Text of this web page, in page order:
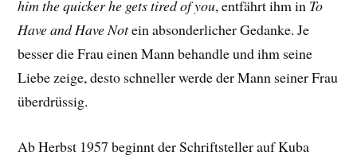
him the quicker he gets tired of you, entfährt ihm in To
Have and Have Notein absonderlicher Gedanke. Je
besser die Frau einen Mann behandle und ihm seine
Liebe zeige, desto schneller werde der Mann seiner Frau
überdrüssig.
Ab Herbst 1957 beginnt der Schriftsteller auf Kuba